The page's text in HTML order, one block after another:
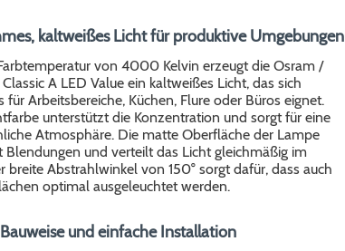
kaltweißes Licht für produktive Umgebungen
von 4000 Kelvin erzeugt die Osram /
A LED Value ein kaltweißes Licht, das sich
für Arbeitsbereiche, Küchen, Flure oder Büros eignet.
unterstützt die Konzentration und sorgt für eine
Atmosphäre. Die matte Oberfläche der Lampe
Blendungen und verteilt das Licht gleichmäßig im
breite Abstrahlwinkel von 150° sorgt dafür, dass auch
optimal ausgeleuchtet werden.
und einfache Installation